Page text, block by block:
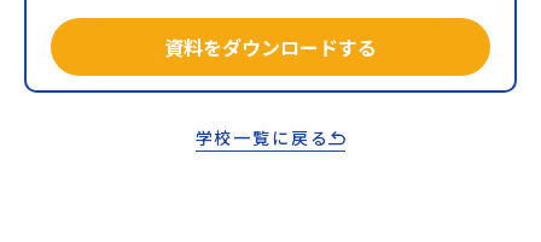
資料をダウンロードする
学校一覧に戻る